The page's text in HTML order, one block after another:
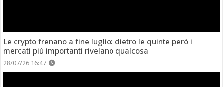
Le crypto frenano a fine luglio: dietro le quinte però i
mercati più importanti rivelano qualcosa
28/07/26 16:47